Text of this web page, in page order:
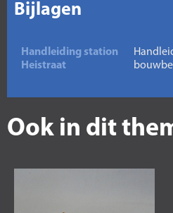
Bijlagen
Handleiding station
Heistraat
Ook in dit